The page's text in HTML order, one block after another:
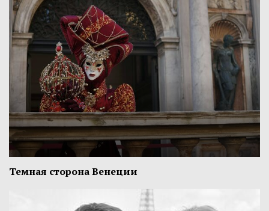
Темная сторона Венеции